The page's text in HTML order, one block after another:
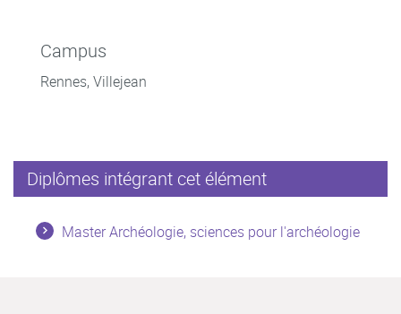
Campus
Rennes, Villejean
Diplômes intégrant cet élément
Master Archéologie, sciences pour l'archéologie